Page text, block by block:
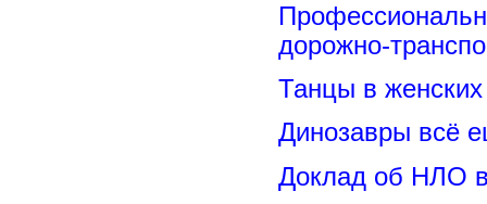
дорожно-
Танцы в женских
Динозавры всё
Доклад об НЛО